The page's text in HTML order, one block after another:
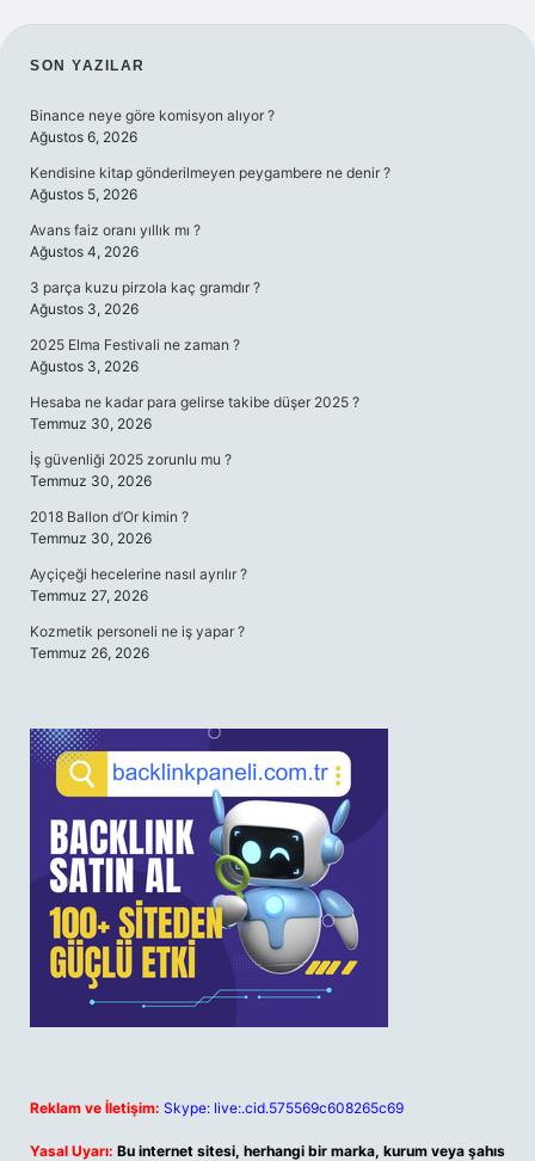
SIDEBAR
SON YAZILAR
Binance neye göre komisyon alıyor ?
Ağustos 6, 2026
Kendisine kitap gönderilmeyen peygambere ne denir ?
Ağustos 5, 2026
Avans faiz oranı yıllık mı ?
Ağustos 4, 2026
3 parça kuzu pirzola kaç gramdır ?
Ağustos 3, 2026
2025 Elma Festivali ne zaman ?
Ağustos 3, 2026
Hesaba ne kadar para gelirse takibe düşer 2025 ?
Temmuz 30, 2026
İş güvenliği 2025 zorunlu mu ?
Temmuz 30, 2026
2018 Ballon d’Or kimin ?
Temmuz 30, 2026
Ayçiçeği hecelerine nasıl ayrılır ?
Temmuz 27, 2026
Kozmetik personeli ne iş yapar ?
Temmuz 26, 2026
Reklam ve İletişim: Skype: live:.cid.575569c608265c69
Yasal Uyarı: Bu internet sitesi, herhangi bir marka, kurum veya şahıs